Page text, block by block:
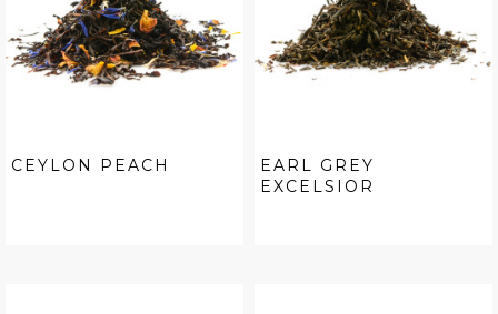
CEYLON PEACH
EARL GREY
EXCELSIOR